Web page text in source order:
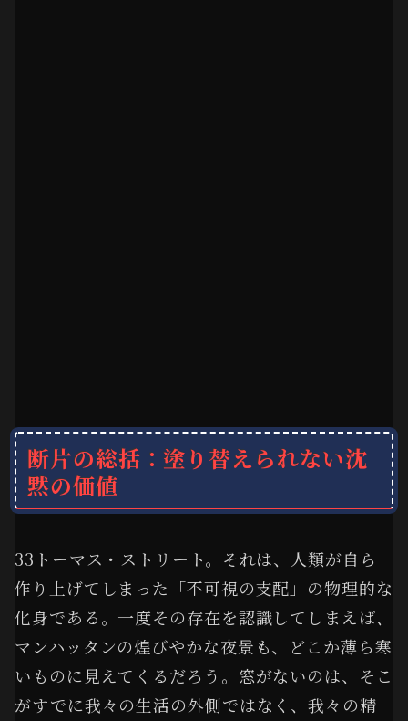
断片の総括：塗り替えられない沈
黙の価値
33トーマス・ストリート。それは、人類が自ら
作り上げてしまった「不可視の支配」の物理的な
化身である。一度その存在を認識してしまえば、
マンハッタンの煌びやかな夜景も、どこか薄ら寒
いものに見えてくるだろう。窓がないのは、そこ
がすでに我々の生活の外側ではなく、我々の精